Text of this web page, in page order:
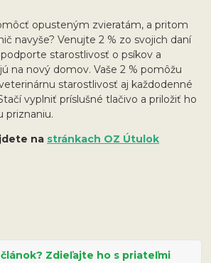
opusteným zvieratám, a pritom
navyše? Venujte 2 % zo svojich daní
starostlivosť o psíkov a
na nový domov. Vaše 2 % pomôžu
starostlivosť aj každodenné
vyplniť príslušné tlačivo a priložiť ho
priznaniu.
na stránkach OZ Útulok
článok? Zdieľajte ho s priateľmi